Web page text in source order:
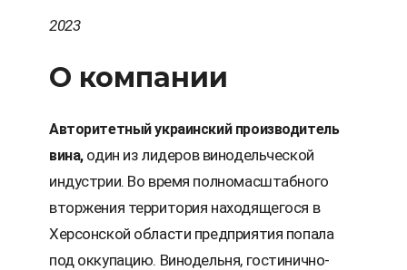
2023
О компании
Авторитетный украинский производитель
вина,один из лидеров винодельческой
индустрии. Во время полномасштабного
вторжения территория находящегося в
Херсонской области предприятия попала
под оккупацию. Винодельня, гостинично-